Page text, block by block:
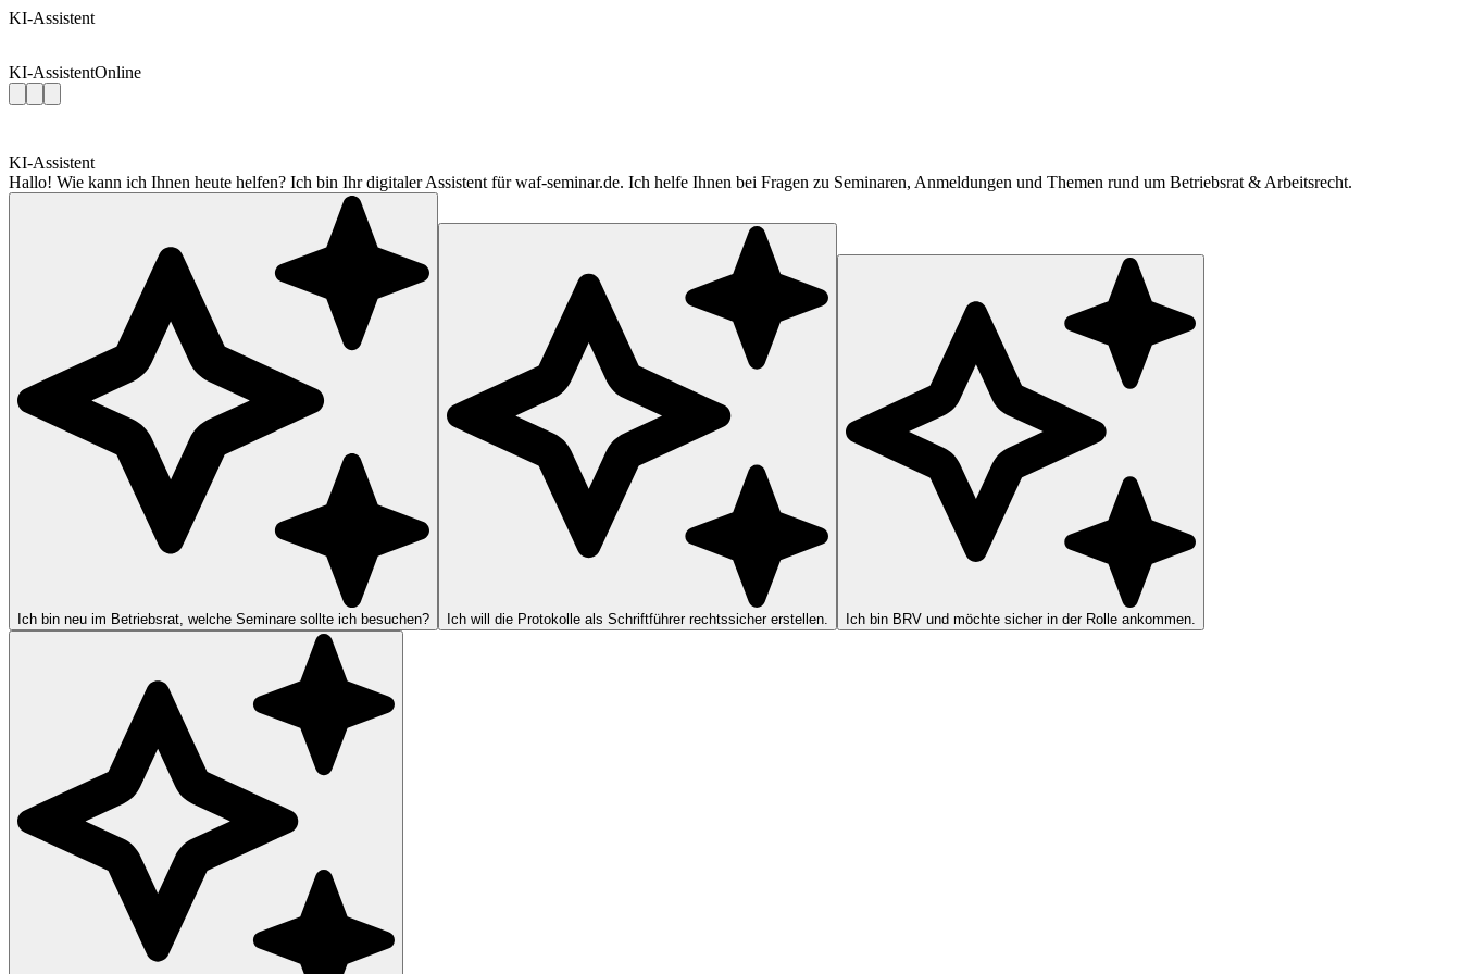
KI-Assistent
KI-AssistentOnline
KI-Assistent
Hallo! Wie kann ich Ihnen heute helfen? Ich bin Ihr digitaler Assistent für waf-seminar.de. Ich helfe Ihnen bei Fragen zu Seminaren, Anmeldungen und Themen rund um Betriebsrat & Arbeitsrecht.
Ich bin neu im Betriebsrat, welche Seminare sollte ich besuchen? Ich will die Protokolle als Schriftführer rechtssicher erstellen. Ich bin BRV und möchte sicher in der Rolle ankommen.